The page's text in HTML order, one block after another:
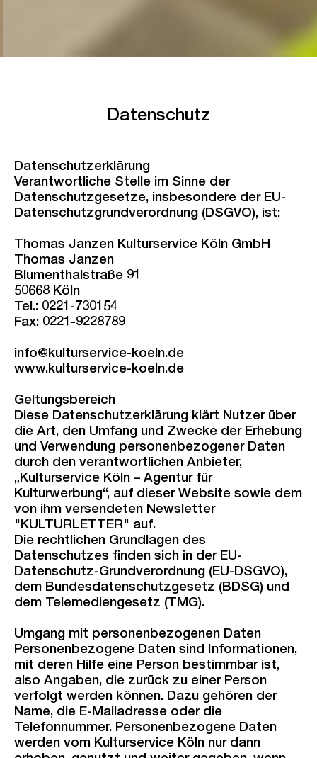
Datenschutz
Datenschutzerklärung
Verantwortliche Stelle im Sinne der
Datenschutzgesetze, insbesondere der EU-
Datenschutzgrundverordnung (DSGVO), ist:
Thomas Janzen Kulturservice Köln GmbH
Thomas Janzen
Blumenthalstraße 91
50668 Köln
Tel.: 0221-730154
Fax: 0221-9228789
info@kulturservice-koeln.de
www.kulturservice-koeln.de
Geltungsbereich
Diese Datenschutzerklärung klärt Nutzer über
die Art, den Umfang und Zwecke der Erhebung
und Verwendung personenbezogener Daten
durch den verantwortlichen Anbieter,
„Kulturservice Köln – Agentur für
Kulturwerbung“, auf dieser Website sowie dem
von ihm versendeten Newsletter
"KULTURLETTER" auf.
Die rechtlichen Grundlagen des
Datenschutzes finden sich in der EU-
Datenschutz-Grundverordnung (EU-DSGVO),
dem Bundesdatenschutzgesetz (BDSG) und
dem Telemediengesetz (TMG).
Umgang mit personenbezogenen Daten
Personenbezogene Daten sind Informationen,
mit deren Hilfe eine Person bestimmbar ist,
also Angaben, die zurück zu einer Person
verfolgt werden können. Dazu gehören der
Name, die E-Mailadresse oder die
Telefonnummer. Personenbezogene Daten
werden vom Kulturservice Köln nur dann